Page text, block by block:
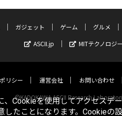
ガジェット ゲーム グルメ
ASCII.jp
MITテクノロジ
リシー 運営会社 お問い合わせ
©KADOKAWA ASCII Research
Cookieを使用してアクセスデ
たことになります。Cookieの